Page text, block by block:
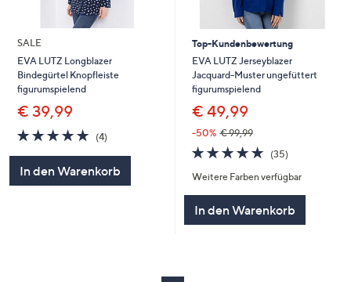
SALE
EVA LUTZ Longblazer
Bindegürtel Knopfleiste
figurumspielend
€ 39,99
4.8
von
(4)4
In den Warenkorb
Top-Kundenbewertung
EVA LUTZ Jerseyblazer
Jacquard-Muster ungefüttert
figurumspielend
€ 49,99
-50% € 99,99
4.7
von
5
(35)35
Weitere Farben verfügbar
In den Warenkorb